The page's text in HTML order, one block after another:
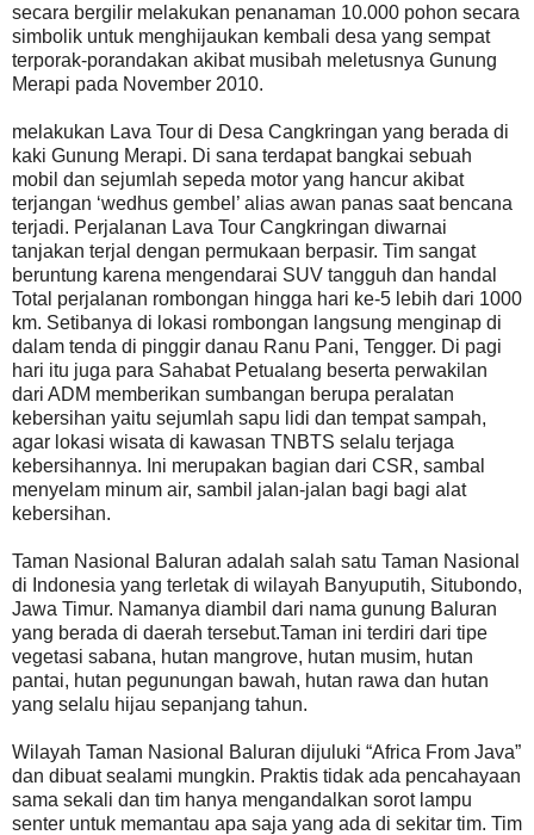
secara bergilir melakukan penanaman 10.000 pohon secara
simbolik untuk menghijaukan kembali desa yang sempat
terporak-porandakan akibat musibah meletusnya Gunung
Merapi pada November 2010.
melakukan Lava Tour di Desa Cangkringan yang berada di
kaki Gunung Merapi. Di sana terdapat bangkai sebuah
mobil dan sejumlah sepeda motor yang hancur akibat
terjangan ‘wedhus gembel’ alias awan panas saat bencana
terjadi. Perjalanan Lava Tour Cangkringan diwarnai
tanjakan terjal dengan permukaan berpasir. Tim sangat
beruntung karena mengendarai SUV tangguh dan handal
Total perjalanan rombongan hingga hari ke-5 lebih dari 1000
km. Setibanya di lokasi rombongan langsung menginap di
dalam tenda di pinggir danau Ranu Pani, Tengger. Di pagi
hari itu juga para Sahabat Petualang beserta perwakilan
dari ADM memberikan sumbangan berupa peralatan
kebersihan yaitu sejumlah sapu lidi dan tempat sampah,
agar lokasi wisata di kawasan TNBTS selalu terjaga
kebersihannya. Ini merupakan bagian dari CSR, sambal
menyelam minum air, sambil jalan-jalan bagi bagi alat
kebersihan.
Taman Nasional Baluran adalah salah satu Taman Nasional
di Indonesia yang terletak di wilayah Banyuputih, Situbondo,
Jawa Timur. Namanya diambil dari nama gunung Baluran
yang berada di daerah tersebut.Taman ini terdiri dari tipe
vegetasi sabana, hutan mangrove, hutan musim, hutan
pantai, hutan pegunungan bawah, hutan rawa dan hutan
yang selalu hijau sepanjang tahun.
Wilayah Taman Nasional Baluran dijuluki “Africa From Java”
dan dibuat sealami mungkin. Praktis tidak ada pencahayaan
sama sekali dan tim hanya mengandalkan sorot lampu
senter untuk memantau apa saja yang ada di sekitar tim. Tim